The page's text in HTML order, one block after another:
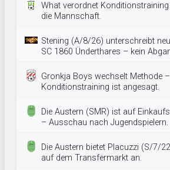
What verordnet
die Mannschaft.
Stening (A/8/26) unterschreibt
SC 1860 Ünderthares – kein
Gronkja Boys wechselt Methode –
Konditionstraining ist angesagt.
Die Austern (SMR) ist auf
– Ausschau nach Jugendspielern.
Die Austern bietet Placuzzi (S/7/
auf dem Transfermarkt an.